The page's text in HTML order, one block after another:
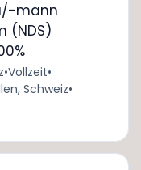
mann
(NDS)
•Vollzeit•
Schweiz•